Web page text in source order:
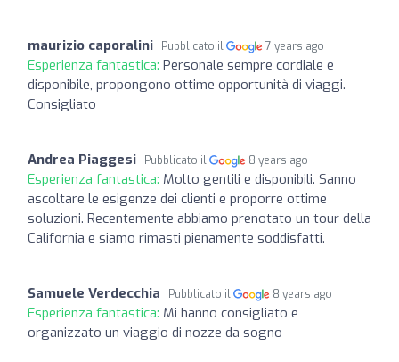
maurizio caporalini Pubblicato il 7 years ago
Esperienza fantastica: Personale sempre cordiale e
disponibile, propongono ottime opportunità di viaggi.
Consigliato
Andrea Piaggesi Pubblicato il 8 years ago
Esperienza fantastica: Molto gentili e disponibili. Sanno
ascoltare le esigenze dei clienti e proporre ottime
soluzioni. Recentemente abbiamo prenotato un tour della
California e siamo rimasti pienamente soddisfatti.
Samuele Verdecchia Pubblicato il 8 years ago
Esperienza fantastica: Mi hanno consigliato e
organizzato un viaggio di nozze da sogno